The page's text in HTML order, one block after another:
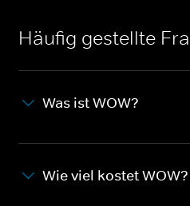
Häufig gestellte
Was ist WOW?
Wie viel kostet WOW?